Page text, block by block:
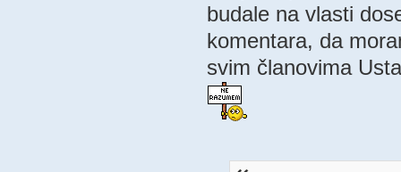
budale na vlasti
komentara, da
svim članovima